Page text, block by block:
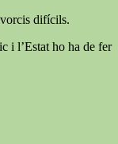
difícils.
i l’Estat ho ha de fer